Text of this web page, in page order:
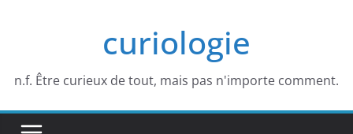
curiologie
n.f. Être curieux de tout, mais pas n'importe comment.